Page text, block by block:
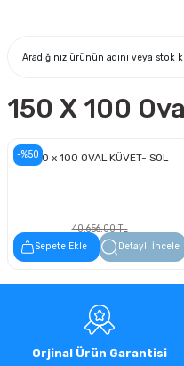
150 X 100
-%50150 x 100 OVAL KÜVET- SOL
40.656,00 TL
20.328,00 TL
Sepete Ekle Detaylı İncele
Orjinal Ürün Garantisi